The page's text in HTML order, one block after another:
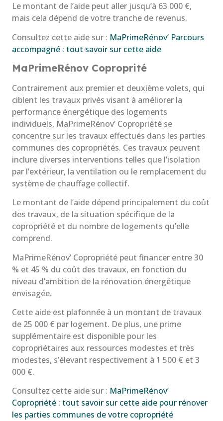
Le montant de l’aide peut aller jusqu’à 63 000 €,
mais cela dépend de votre tranche de revenus.
Consultez cette aide sur : MaPrimeRénov’ Parcours
accompagné : tout savoir sur cette aide
MaPrimeRénov Coproprité
Contrairement aux premier et deuxième volets, qui
ciblent les travaux privés visant à améliorer la
performance énergétique des logements
individuels, MaPrimeRénov’ Copropriété se
concentre sur les travaux effectués dans les parties
communes des copropriétés. Ces travaux peuvent
inclure diverses interventions telles que l’isolation
par l’extérieur, la ventilation ou le remplacement du
système de chauffage collectif.
Le montant de l’aide dépend principalement du coût
des travaux, de la situation spécifique de la
copropriété et du nombre de logements qu’elle
comprend.
MaPrimeRénov’ Copropriété peut financer entre 30
% et 45 % du coût des travaux, en fonction du
niveau d’ambition de la rénovation énergétique
envisagée.
Cette aide est plafonnée à un montant de travaux
de 25 000 € par logement. De plus, une prime
supplémentaire est disponible pour les
copropriétaires aux ressources modestes et très
modestes, s’élevant respectivement à 1 500 € et 3
000 €.
Consultez cette aide sur : MaPrimeRénov’
Copropriété : tout savoir sur cette aide pour rénover
les parties communes de votre copropriété